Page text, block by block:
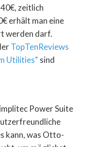
zeitlich
erhält man eine
werden darf.
TopTenReviews
Utilities“ sind
Power Suite
kann, was Otto-